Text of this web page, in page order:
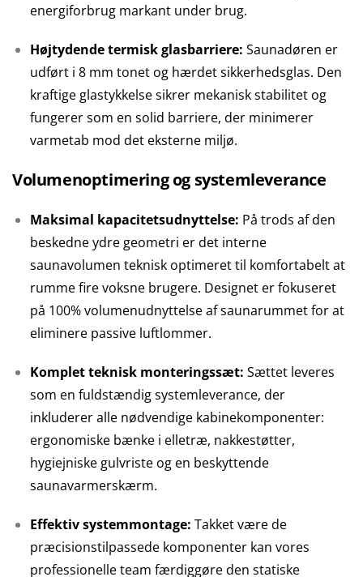
energiforbrug markant under brug.
Højtydende termisk glasbarriere: Saunadøren er
udført i 8 mm tonet og hærdet sikkerhedsglas. Den
kraftige glastykkelse sikrer mekanisk stabilitet og
fungerer som en solid barriere, der minimerer
varmetab mod det eksterne miljø.
Volumenoptimering og systemleverance
Maksimal kapacitetsudnyttelse: På trods af den
beskedne ydre geometri er det interne
saunavolumen teknisk optimeret til komfortabelt at
rumme fire voksne brugere. Designet er fokuseret
på 100% volumenudnyttelse af saunarummet for at
eliminere passive luftlommer.
Komplet teknisk monteringssæt: Sættet leveres
som en fuldstændig systemleverance, der
inkluderer alle nødvendige kabinekomponenter:
ergonomiske bænke i elletræ, nakkestøtter,
hygiejniske gulvriste og en beskyttende
saunavarmerskærm.
Effektiv systemmontage: Takket være de
præcisionstilpassede komponenter kan vores
professionelle team færdiggøre den statiske